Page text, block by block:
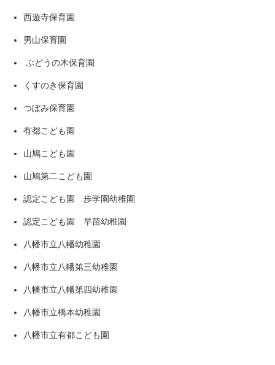
西遊寺保育園
男山保育園
ぶどうの木保育園
くすのき保育園
つぼみ保育園
有都こども園
山鳩こども園
山鳩第二こども園
認定こども園 歩学園幼稚園
認定こども園 早苗幼稚園
八幡市立八幡幼稚園
八幡市立八幡第三幼稚園
八幡市立八幡第四幼稚園
八幡市立橋本幼稚園
八幡市立有都こども園